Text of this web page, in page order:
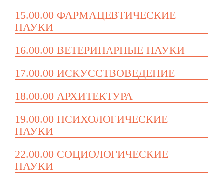
15.00.00 ФАРМАЦЕВТИЧЕСКИЕ
НАУКИ
16.00.00 ВЕТЕРИНАРНЫЕ НАУКИ
17.00.00 ИСКУССТВОВЕДЕНИЕ
18.00.00 АРХИТЕКТУРА
19.00.00 ПСИХОЛОГИЧЕСКИЕ
НАУКИ
22.00.00 СОЦИОЛОГИЧЕСКИЕ
НАУКИ